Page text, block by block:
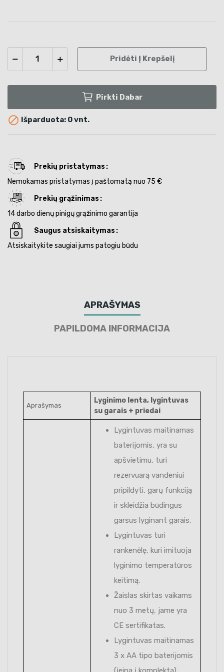
Pridėti Į Krepšelį
Pirkti Dabar
 Išparduota: 0 vnt.
Prekių pristatymas
Nemokamas pristatymas į paštomatą nuo 75 €
Prekių grąžinimas
14 darbo dienų pinigų grąžinimo garantija
Saugus atsiskaitymas
Atsiskaitykite saugiai jums patogiu būdu
APRAŠYMAS
PAPILDOMA INFORMACIJA
Aprašymas
Lyginimo lenta, lygintuvas
su garais + priedai
Lygintuvas maitinamas
baterijomis, yra su
apšvietimu, turi
rezervuarą vandeniui
pripildyti, garų funkciją
ir skleidžia būdingus
garsus lyginant garais.
Lygintuvas turi
rankenėlę, kuri imituoja
lyginimo temperatūros
keitimą.
Žaislas skirtas vaikams
nuo 3 metų, jame yra
CE sertifikatas.
Lygintuvas maitinamas
3 x AA tipo baterijomis